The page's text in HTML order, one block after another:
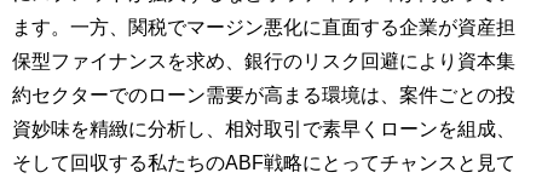
ます。一方、関税でマージン悪化に直面する企業が資産担
保型ファイナンスを求め、銀行のリスク回避により資本集
約セクターでのローン需要が高まる環境は、案件ごとの投
資妙味を精緻に分析し、相対取引で素早くローンを組成、
そして回収する私たちのABF戦略にとってチャンスと見て